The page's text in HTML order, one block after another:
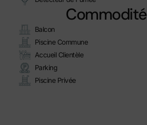
Balcon
Piscine Commune
Accueil Clientèle
Parking
Piscine Privée